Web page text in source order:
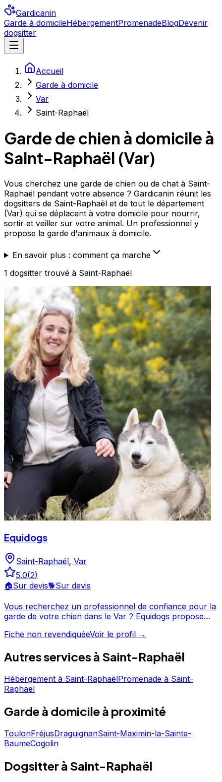
Gardicanin
Garde à domicileHébergementPromenadeBlogDevenir
dogsitter
Accueil
Garde à domicile
Var
Saint-Raphaël
Garde de chien à domicile à
Saint-Raphaël (Var)
Vous cherchez une garde de chien ou de chat à Saint-
Raphaël pendant votre absence ? Gardicanin réunit les
dogsitters de Saint-Raphaël et de tout le département
(Var) qui se déplacent à votre domicile pour nourrir,
sortir et veiller sur votre animal. Un professionnel y
propose la garde d'animaux à domicile.
En savoir plus : comment ça marche
1 dogsitter trouvé à Saint-Raphaël
Equidogs
Saint-Raphaël, Var
5.0(2)
🏠Sur devis🐕Sur devis
Vous recherchez un professionnel de confiance pour la
garde de votre chien dans le Var ? Equidogs propose
note de 5/5, Equidogs offre un service apprécié par les
contactez-le directement depuis sa fiche. Equidogs est
un professionnel du service canin situé à Saint-Raphaël.
Noté 5/5 ⭐⭐⭐⭐⭐ sur Google Maps avec 2 avis.
Fiche non revendiquéeVoir le profil →
Autres services à Saint-Raphaël
Hébergement à Saint-RaphaëlPromenade à Saint-
Raphaël
Garde à domicile à proximité
ToulonFréjusDraguignanSaint-Maximin-la-Sainte-
BaumeCogolin
Dogsitter à Saint-Raphaël